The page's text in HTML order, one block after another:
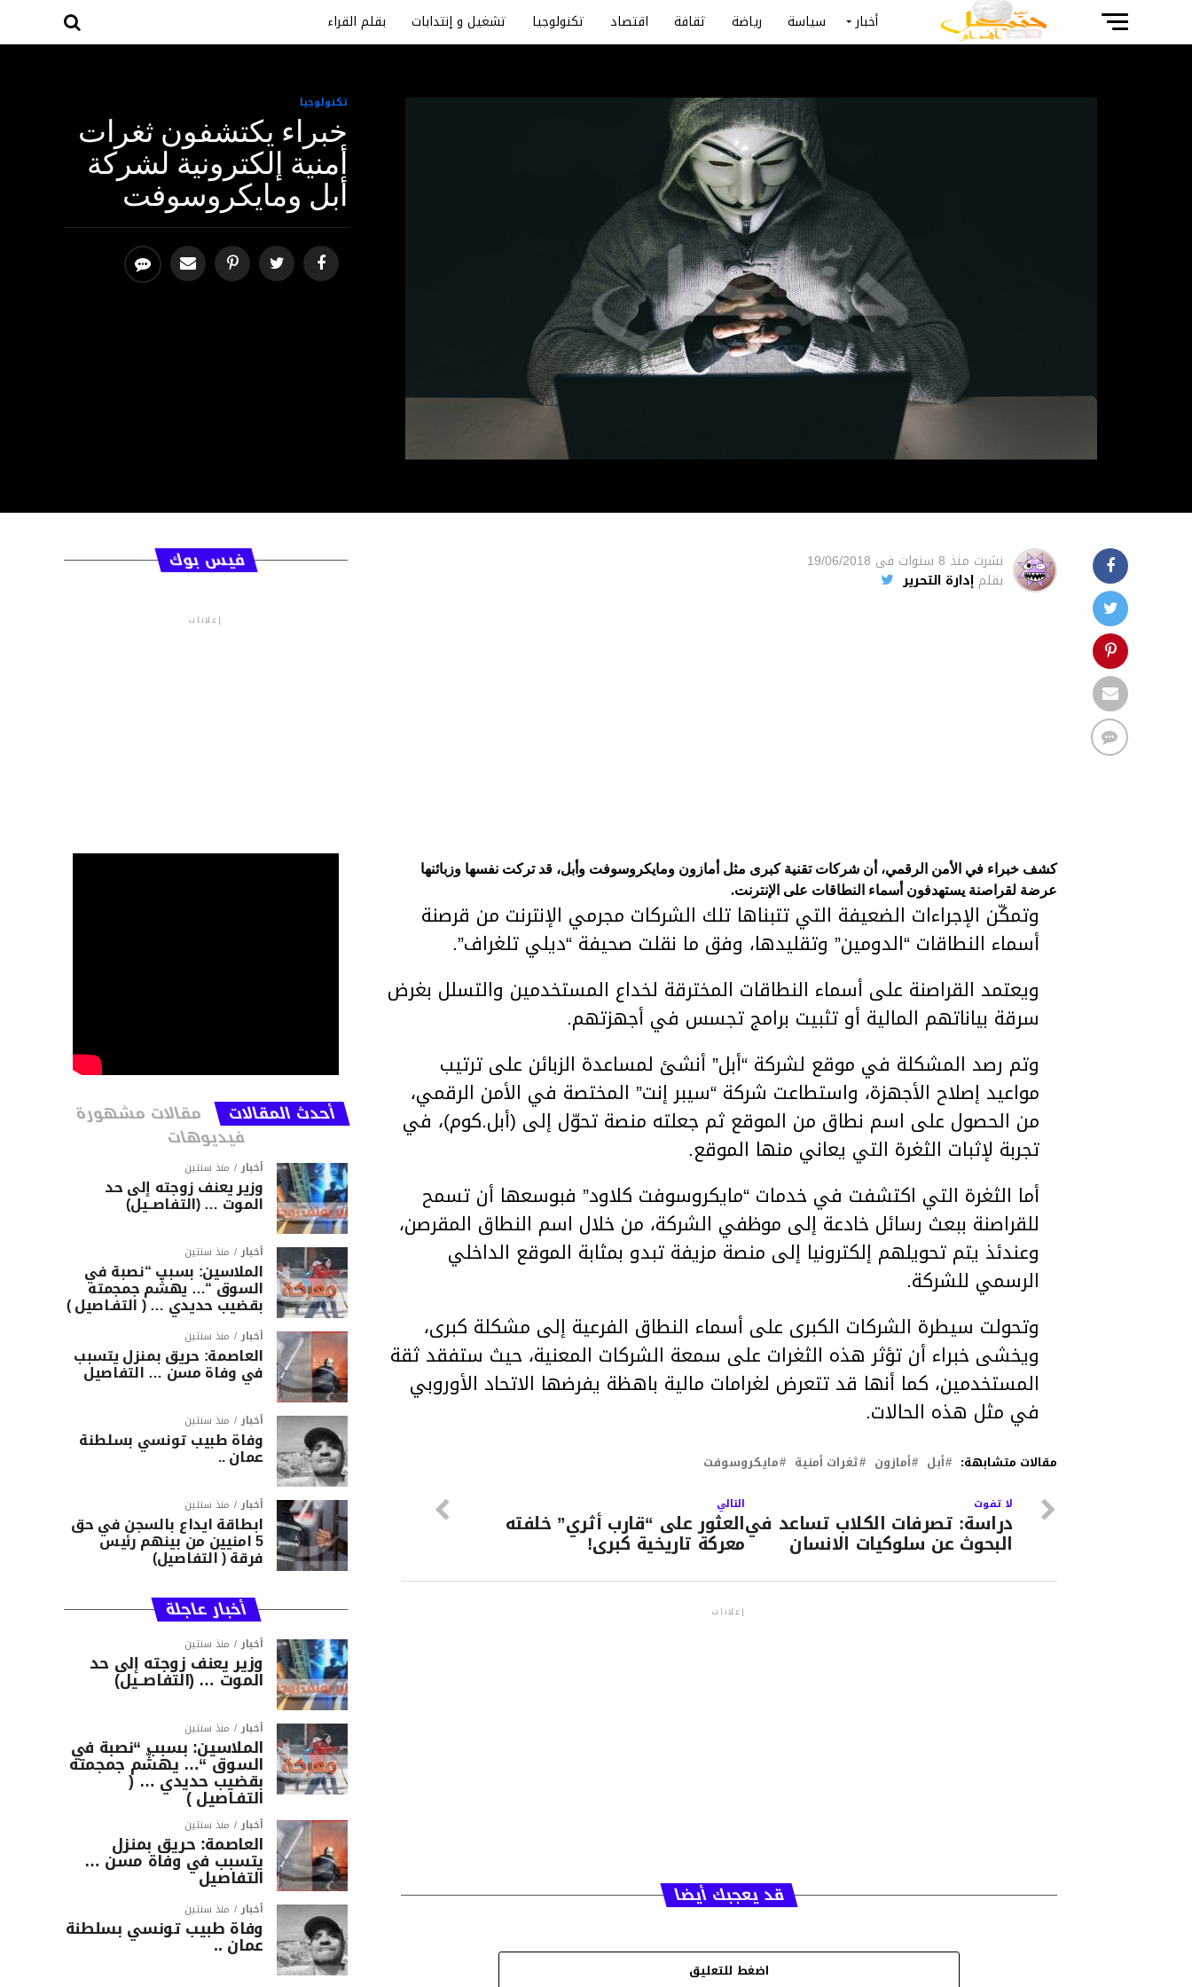
أخبار سياسة رياضة ثقافة اقتصاد تكنولوجيا تشغيل و إنتدابات بقلم القراء
تكنولوجيا
خبراء يكتشفون ثغرات
أمنية إلكترونية لشركة
أبل ومايكروسوفت
نشرت منذ 8 سنوات فى 19/06/2018
بقلم إدارة التحرير
كشف خبراء في الأمن الرقمي، أن شركات تقنية كبرى مثل أمازون ومايكروسوفت وأبل، قد تركت نفسها وزبائنها
عرضة لقراصنة يستهدفون أسماء النطاقات على الإنترنت.
وتمكّن الإجراءات الضعيفة التي تتبناها تلك الشركات مجرمي الإنترنت من قرصنة
أسماء النطاقات “الدومين” وتقليدها، وفق ما نقلت صحيفة “ديلي تلغراف”.
ويعتمد القراصنة على أسماء النطاقات المخترقة لخداع المستخدمين والتسلل بغرض
سرقة بياناتهم المالية أو تثبيت برامج تجسس في أجهزتهم.
وتم رصد المشكلة في موقع لشركة “أبل” أنشئ لمساعدة الزبائن على ترتيب
مواعيد إصلاح الأجهزة، واستطاعت شركة “سيبر إنت” المختصة في الأمن الرقمي،
من الحصول على اسم نطاق من الموقع ثم جعلته منصة تحوّل إلى (أبل.كوم)، في
تجربة لإثبات الثغرة التي يعاني منها الموقع.
أما الثغرة التي اكتشفت في خدمات “مايكروسوفت كلاود” فبوسعها أن تسمح
للقراصنة ببعث رسائل خادعة إلى موظفي الشركة، من خلال اسم النطاق المقرصن،
وعندئذ يتم تحويلهم إلكترونيا إلى منصة مزيفة تبدو بمثابة الموقع الداخلي
الرسمي للشركة.
وتحولت سيطرة الشركات الكبرى على أسماء النطاق الفرعية إلى مشكلة كبرى،
ويخشى خبراء أن تؤثر هذه الثغرات على سمعة الشركات المعنية، حيث ستفقد ثقة
المستخدمين، كما أنها قد تتعرض لغرامات مالية باهظة يفرضها الاتحاد الأوروبي
في مثل هذه الحالات.
مقالات متشابهة: أبل أمازون ثغرات أمنية مايكروسوفت
التالي
العثور على “قارب أثري” خلفته
معركة تاريخية كبرى!
لا تفوت
دراسة: تصرفات الكلاب تساعد في
البحوث عن سلوكيات الانسان
إعلانات
قد يعجبك أيضا
اضغط للتعليق
فيس بوك
إعلانات
أحدث المقالات مقالات مشهورة
فيديوهات
أخبار منذ سنتين
وزير يعنف زوجته إلى حد
الموت … (التفاصــيل)
أخبار منذ سنتين
الملاسين: بسبب “نصبة في
السوق “… يهشّم جمجمته
بقضيب حديدي … ( التفـاصيل )
أخبار منذ سنتين
العاصمة: حريق بمنزل يتسبب
في وفاة مسن … التفاصيل
أخبار منذ سنتين
وفاة طبيب تونسي بسلطنة
عمان ..
أخبار منذ سنتين
ابطاقة ايداع بالسجن في حق
5 امنيين من بينهم رئيس
فرقة ( التفاصيل)
أخبار عاجلة
أخبار منذ سنتين
وزير يعنف زوجته إلى حد
الموت … (التفاصــيل)
أخبار منذ سنتين
الملاسين: بسبب “نصبة في
السوق “… يهشّم جمجمته
بقضيب حديدي … (
التفـاصيل )
أخبار منذ سنتين
العاصمة: حريق بمنزل
يتسبب في وفاة مسن …
التفاصيل
أخبار منذ سنتين
وفاة طبيب تونسي بسلطنة
عمان ..